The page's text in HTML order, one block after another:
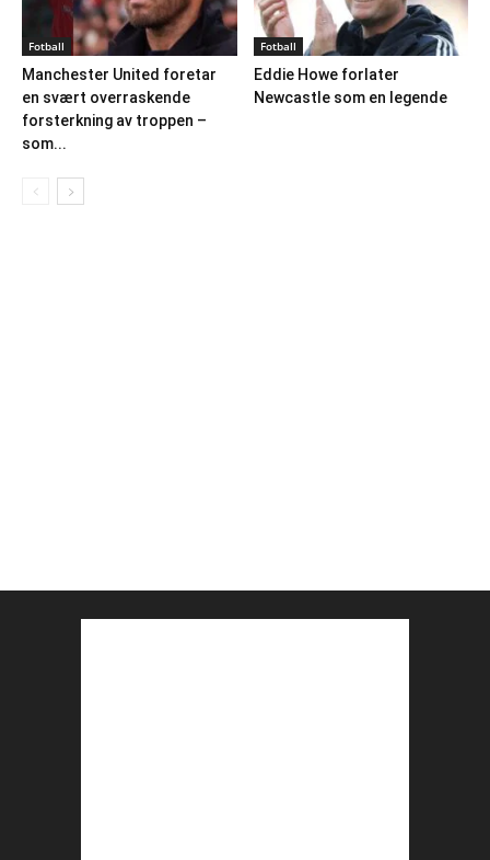
Fotball
Manchester United foretar
en svært overraskende
forsterkning av troppen –
som...
Fotball
Eddie Howe forlater
Newcastle som en legende